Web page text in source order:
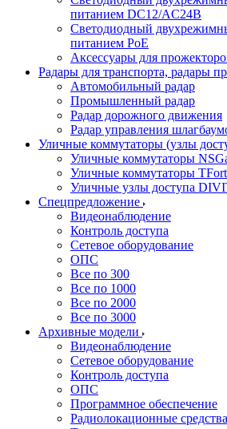
питанием DC12/AC24В
Светодиодный
питанием PoE
Аксессуары для
Радары для транспорта, радары
Автомобильный радар
Промышленный радар
Радар дорожного движения
Радар управления
Уличные коммутаторы (узлы
Уличные коммутаторы
Уличные коммутаторы
Уличные узлы доступа
Спецпредложение
Видеонаблюдение
Контроль доступа
Сетевое оборудование
ОПС
Все по 300
Все по 1000
Все по 2000
Все по 3000
Архивные модели
Видеонаблюдение
Сетевое оборудование
Контроль доступа
ОПС
Программное обеспечение
Радиолокационные